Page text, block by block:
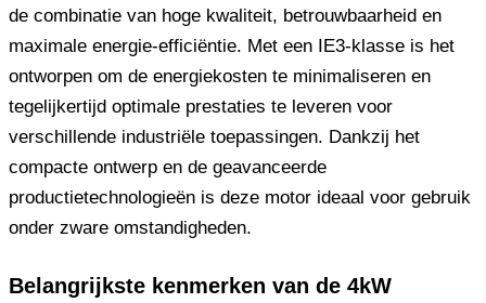
de combinatie van hoge kwaliteit, betrouwbaarheid en
maximale energie-efficiëntie. Met een IE3-klasse is het
ontworpen om de energiekosten te minimaliseren en
tegelijkertijd optimale prestaties te leveren voor
verschillende industriële toepassingen. Dankzij het
compacte ontwerp en de geavanceerde
productietechnologieën is deze motor ideaal voor gebruik
onder zware omstandigheden.
Belangrijkste kenmerken van de 4kW